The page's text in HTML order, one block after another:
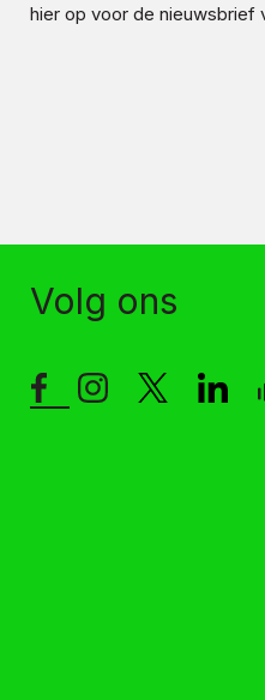
hier op voor de nieuwsbrief
Volg ons